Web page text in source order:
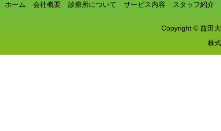
ホーム 会社概要 診療所について サービス内容 スタッフ紹介
Copyright © 益田
株